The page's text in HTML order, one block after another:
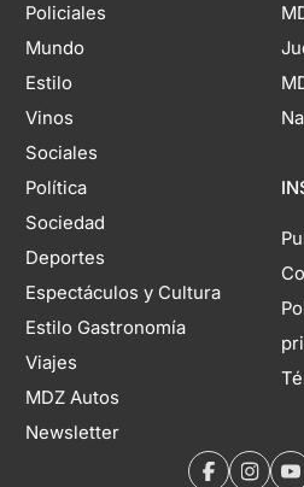
Policiales
Mundo
Estilo
Vinos
Sociales
Política
Sociedad
Deportes
Espectáculos y Cultura
Estilo Gastronomía
Viajes
MDZ Autos
Newsletter